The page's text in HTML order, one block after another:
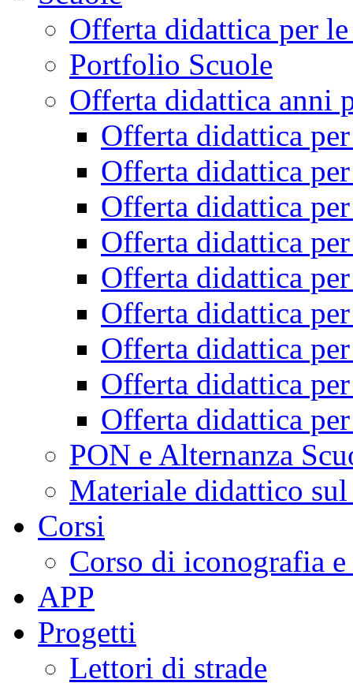
Offerta didattica per
Portfolio Scuole
Offerta didattica anni
Offerta didattica
Offerta didattica
Offerta didattica
Offerta didattica
Offerta didattica
Offerta didattica
Offerta didattica
Offerta didattica
Offerta didattica
PON e Alternanza
Materiale didattico
Corsi
Corso di iconografia
APP
Progetti
Lettori di strade